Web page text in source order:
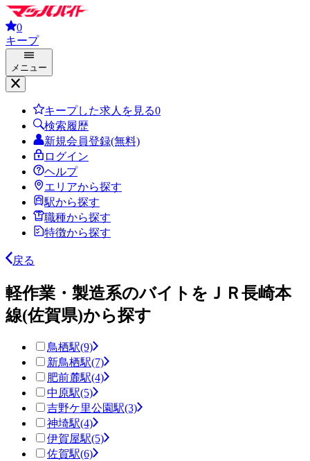
0
キープ
メニュー
キープした求人を見る0
検索履歴
新規会員登録(無料)
ログイン
ヘルプ
エリアから探す
駅から探す
職種から探す
特徴から探す
戻る
軽作業・製造系のバイトをＪＲ長崎本
線(佐賀県)から探す
鳥栖駅(9)
新鳥栖駅(7)
肥前麓駅(4)
中原駅(5)
吉野ケ里公園駅(3)
神埼駅(4)
伊賀屋駅(5)
佐賀駅(6)